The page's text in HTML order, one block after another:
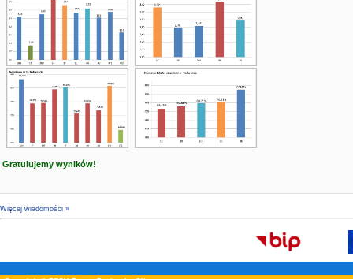
Gratulujemy wyników!
Więcej wiadomości »